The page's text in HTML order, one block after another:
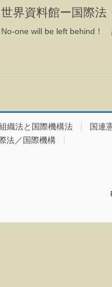
世界資料館ー国際法
No-one will be left behind！
織法と国際機構法 国連
法／国際機構